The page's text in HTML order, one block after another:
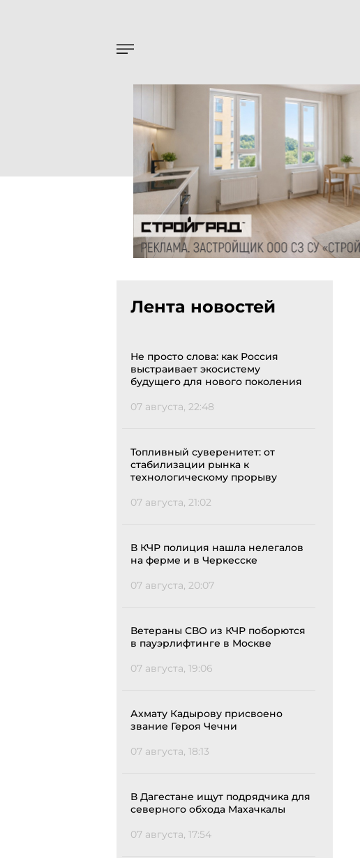
Лента новостей
Не просто слова: как Россия
выстраивает экосистему
будущего для нового поколения
07 августа, 22:48
Топливный суверенитет: от
стабилизации рынка к
технологическому прорыву
07 августа, 21:02
В КЧР полиция нашла нелегалов
на ферме и в Черкесске
07 августа, 20:07
Ветераны СВО из КЧР поборются
в пауэрлифтинге в Москве
07 августа, 19:06
Ахмату Кадырову присвоено
звание Героя Чечни
07 августа, 18:13
В Дагестане ищут подрядчика для
северного обхода Махачкалы
07 августа, 17:54